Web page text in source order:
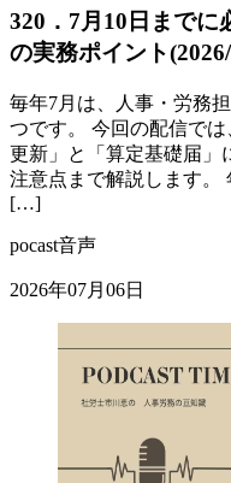
320．7月10日までに
の実務ポイント
毎年7月は、人事・労務
つです。 今回の配信で
更新」と「算定基礎届」
注意点まで解説します。
[…]
pocast音声
2026年07月06日